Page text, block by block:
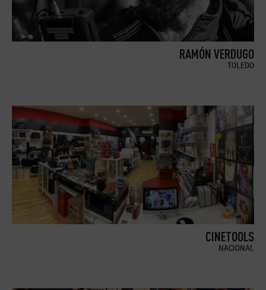
RAMÓN VERDUGO
TOLEDO
CINETOOLS
NACIONAL